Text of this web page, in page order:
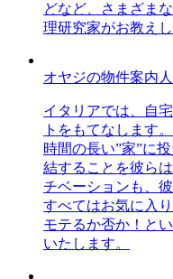
どなど、さまざま
理研究家がお教えし
オヤジの物件案内
イタリアでは、自
トをもてなします
時間の長い”家”に
結することを彼ら
チベーションも、
すべてはお気に入
モテるか否か！と
いたします。